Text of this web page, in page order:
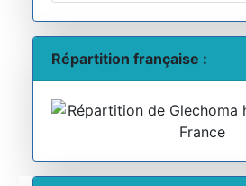
Répartition française :